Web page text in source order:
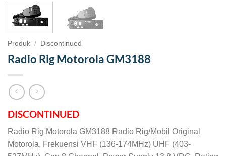
Produk / Discontinued
Radio Rig Motorola GM3188
DISCONTINUED
Radio Rig Motorola GM3188 Radio Rig/Mobil Original
Motorola, Frekuensi VHF (136-174MHz) UHF (403-